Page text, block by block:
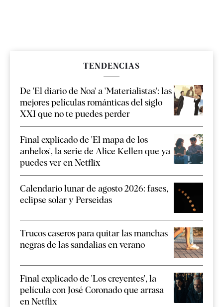
TENDENCIAS
De 'El diario de Noa' a 'Materialistas': las
mejores películas románticas del siglo
XXI que no te puedes perder
Final explicado de 'El mapa de los
anhelos', la serie de Alice Kellen que ya
puedes ver en Netflix
Calendario lunar de agosto 2026: fases,
eclipse solar y Perseidas
Trucos caseros para quitar las manchas
negras de las sandalias en verano
Final explicado de 'Los creyentes', la
película con José Coronado que arrasa
en Netflix